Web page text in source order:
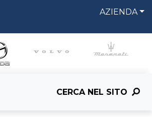
AZIENDA
CERCA NEL SITO